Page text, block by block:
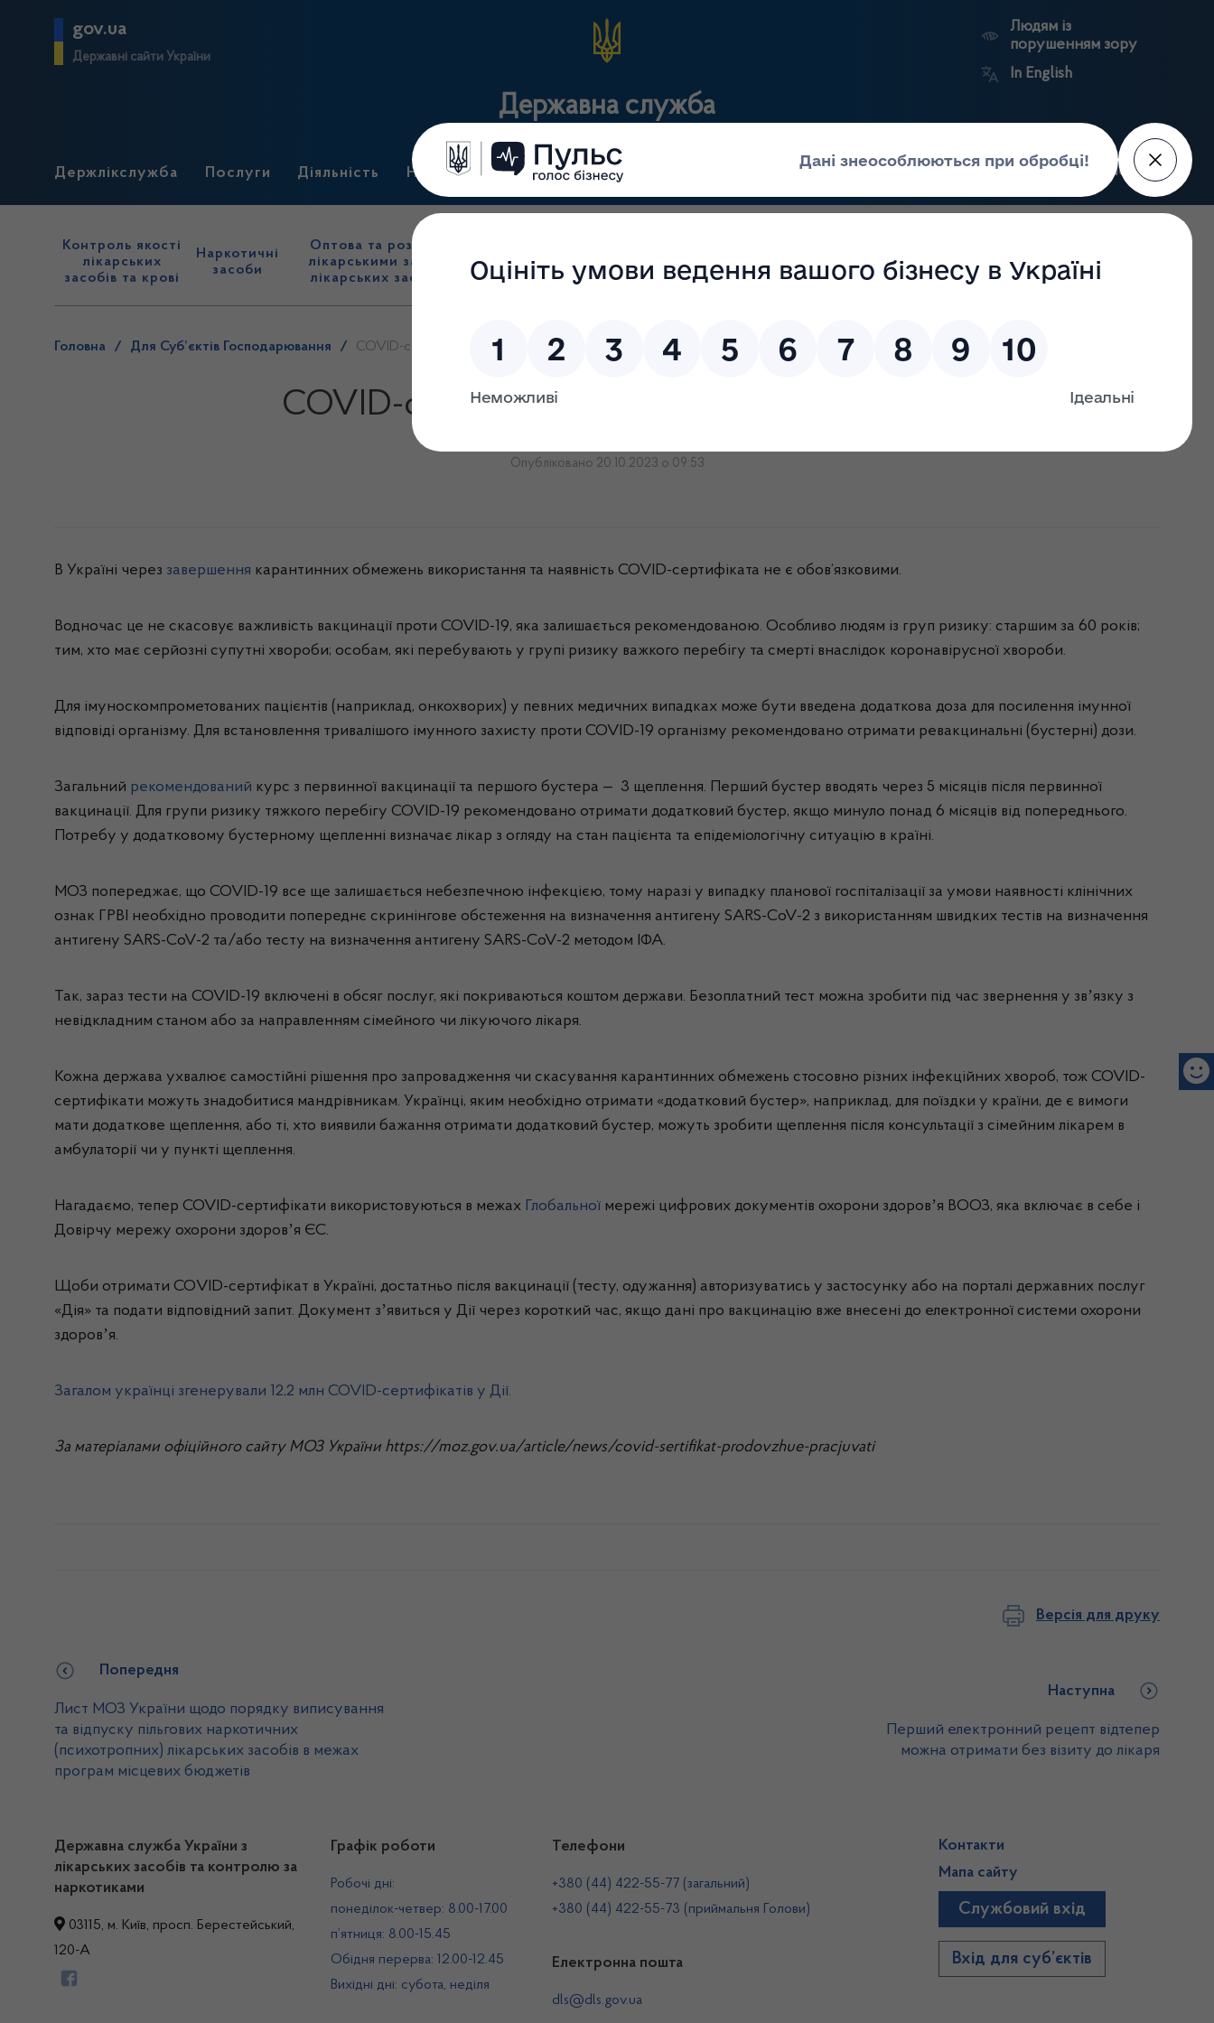
gov.ua
Державні сайти України
Державна служба
Людям із
порушенням зору
In English
Держлікслужба Послуги Діяльність Нормативні документи Для громадськості Прес-центр Пошук
Контроль якості
лікарських
засобів та крові
Наркотичні
засоби
Оптова та роздрібна торгівля
лікарськими засобами, імпорт
лікарських засобів (крім АФІ)
нагляд
(контроль)
засобів, крові та
сертифікація
нагляд
реєстри
портал
Держлікслужби
Головна / Для Суб’єктів Господарювання / COVID-сертифікат продовжує працювати
COVID-сертифікат продовжує працювати
Опубліковано 20.10.2023 о 09:53
В Україні через завершення карантинних обмежень використання та наявність COVID-сертифіката не є обов’язковими.
Водночас це не скасовує важливість вакцинації проти COVID-19, яка залишається рекомендованою. Особливо людям із груп ризику: старшим за 60 років;
тим, хто має серйозні супутні хвороби; особам, які перебувають у групі ризику важкого перебігу та смерті внаслідок коронавірусної хвороби.
Для імуноскомпрометованих пацієнтів (наприклад, онкохворих) у певних медичних випадках може бути введена додаткова доза для посилення імунної
відповіді організму. Для встановлення тривалішого імунного захисту проти COVID-19 організму рекомендовано отримати ревакцинальні (бустерні) дози.
Загальний рекомендований курс з первинної вакцинації та першого бустера — 3 щеплення. Перший бустер вводять через 5 місяців після первинної
вакцинації. Для групи ризику тяжкого перебігу COVID-19 рекомендовано отримати додатковий бустер, якщо минуло понад 6 місяців від попереднього.
Потребу у додатковому бустерному щепленні визначає лікар з огляду на стан пацієнта та епідеміологічну ситуацію в країні.
МОЗ попереджає, що COVID-19 все ще залишається небезпечною інфекцією, тому наразі у випадку планової госпіталізації за умови наявності клінічних
ознак ГРВІ необхідно проводити попереднє скринінгове обстеження на визначення антигену SARS-CoV-2 з використанням швидких тестів на визначення
антигену SARS-CoV-2 та/або тесту на визначення антигену SARS-CoV-2 методом ІФА.
Так, зараз тести на COVID-19 включені в обсяг послуг, які покриваються коштом держави. Безоплатний тест можна зробити під час звернення у звʼязку з
невідкладним станом або за направленням сімейного чи лікуючого лікаря.
Кожна держава ухвалює самостійні рішення про запровадження чи скасування карантинних обмежень стосовно різних інфекційних хвороб, тож COVID-
сертифікати можуть знадобитися мандрівникам. Українці, яким необхідно отримати «додатковий бустер», наприклад, для поїздки у країни, де є вимоги
мати додаткове щеплення, або ті, хто виявили бажання отримати додатковий бустер, можуть зробити щеплення після консультації з сімейним лікарем в
амбулаторії чи у пункті щеплення.
Нагадаємо, тепер COVID-сертифікати використовуються в межах Глобальної мережі цифрових документів охорони здоровʼя ВООЗ, яка включає в себе і
Довірчу мережу охорони здоровʼя ЄС.
Щоби отримати СОVID-сертифікат в Україні, достатньо після вакцинації (тесту, одужання) авторизуватись у застосунку або на порталі державних послуг
«Дія» та подати відповідний запит. Документ зʼявиться у Дії через короткий час, якщо дані про вакцинацію вже внесені до електронної системи охорони
здоровʼя.
Загалом українці згенерували 12,2 млн COVID-сертифікатів у Дії.
За матеріалами офіційного сайту МОЗ України https://moz.gov.ua/article/news/covid-sertifikat-prodovzhue-pracjuvati
Версія для друку
Попередня
Лист МОЗ України щодо порядку виписування
та відпуску пільгових наркотичних
(психотропних) лікарських засобів в межах
програм місцевих бюджетів
Наступна
Перший електронний рецепт відтепер
можна отримати без візиту до лікаря
Державна служба України з
лікарських засобів та контролю за
наркотиками
03115, м. Київ, просп. Берестейський,
120-А
Графік роботи
Робочі дні:
понеділок-четвер: 8.00-17.00
п’ятниця: 8.00-15.45
Обідня перерва: 12.00-12.45
Вихідні дні: субота, неділя
Телефони
+380 (44) 422-55-77 (загальний)
+380 (44) 422-55-73 (приймальня Голови)
Електронна пошта
dls@dls.gov.ua
Контакти
Мапа сайту
Службовий вхід
Вхід для суб’єктів